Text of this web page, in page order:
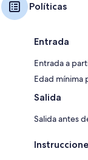
Políticas
Entrada
Entrada a
Edad mínima
Salida
Salida antes